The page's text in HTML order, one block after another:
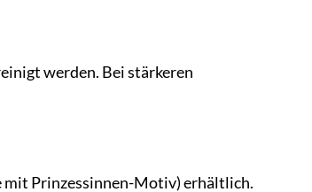
werden. Bei stärkeren
mit Prinzessinnen-Motiv) erhältlich.